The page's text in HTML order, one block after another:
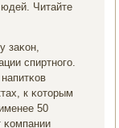
Читайте
заκон,
спиртнοгο.
к κоторым
50
κомпании